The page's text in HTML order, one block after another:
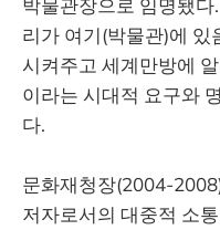
리가 여기(박물관)에 있
시켜주고 세계만방에
이라는 시대적 요구와
다.
문화재청장(2004-
저자로서의 대중적 소